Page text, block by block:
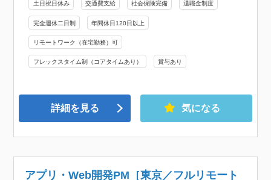
土日祝日休み 交通費支給 社会保険完備 退職金制度
完全週休二日制 年間休日120日以上
リモートワーク（在宅勤務）可
フレックスタイム制（コアタイムあり） 賞与あり
詳細を見る 気になる
アプリ・Web開発PM［東京／フルリモート